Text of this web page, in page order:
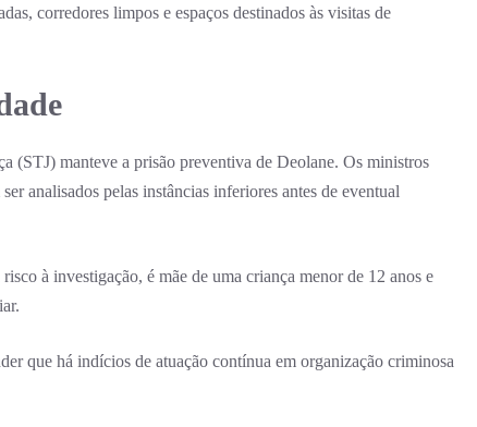
corredores limpos e espaços destinados às visitas de
(STJ) manteve a prisão preventiva de Deolane. Os ministros
analisados pelas instâncias inferiores antes de eventual
à investigação, é mãe de uma criança menor de 12 anos e
que há indícios de atuação contínua em organização criminosa